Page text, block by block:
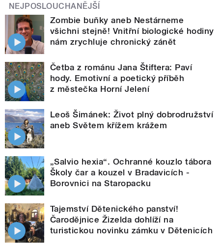
NEJPOSLOUCHANĚJŠÍ
Zombie buňky aneb Nestárneme
všichni stejně! Vnitřní biologické hodiny
nám zrychluje chronický zánět
Četba z románu Jana Štiftera: Paví
hody. Emotivní a poetický příběh
z městečka Horní Jelení
Leoš Šimánek: Život plný dobrodružství
aneb Světem křížem krážem
„Salvio hexia“. Ochranné kouzlo tábora
Školy čar a kouzel v Bradavicích -
Borovnici na Staropacku
Tajemství Dětenického panství!
Čarodějnice Žizelda dohlíží na
turistickou novinku zámku v Dětenicích